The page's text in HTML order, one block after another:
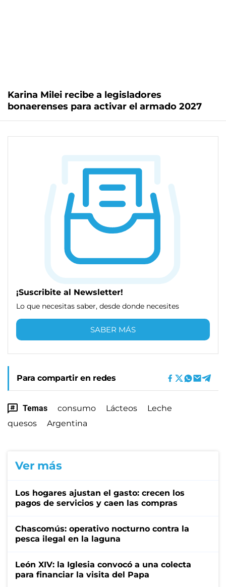
Karina Milei recibe a legisladores
bonaerenses para activar el armado 2027
¡Suscribite al Newsletter!
Lo que necesitas saber, desde donde necesites
SABER MÁS
Para compartir en redes
Temas consumo Lácteos
Leche
quesos
Argentina
Ver más
Los hogares ajustan el gasto: crecen los
pagos de servicios y caen las compras
Chascomús: operativo nocturno contra la
pesca ilegal en la laguna
León XIV: la Iglesia convocó a una colecta
para financiar la visita del Papa